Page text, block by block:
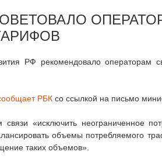
РФ рекомендовало операторам
РБК со ссылкой на письмо
связи «исключить неограниченное
объемы потребляемого
таких объемов».